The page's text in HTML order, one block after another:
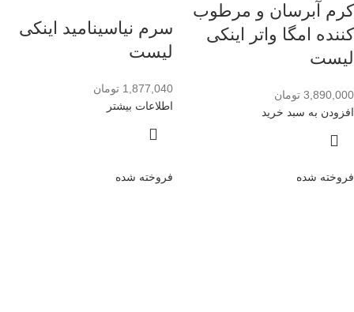
کرم آبرسان و مرطوب
کننده امگا واتر اینکی
لیست
3,890,000 تومان
افزودن به سبد خرید
سرم نیاسینامید اینکی
لیست
1,877,040 تومان
اطلاعات بیشتر
فروخته شده فروخته شده